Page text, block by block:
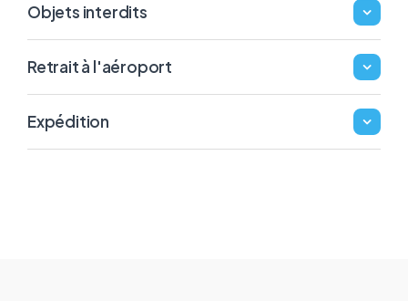
Objets interdits
Retrait à l'aéroport
Expédition